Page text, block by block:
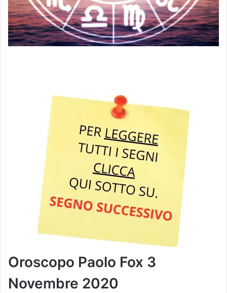
Oroscopo Paolo Fox 3
Novembre 2020